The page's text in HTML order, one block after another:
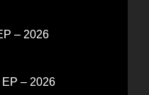
– 2026
– 2026